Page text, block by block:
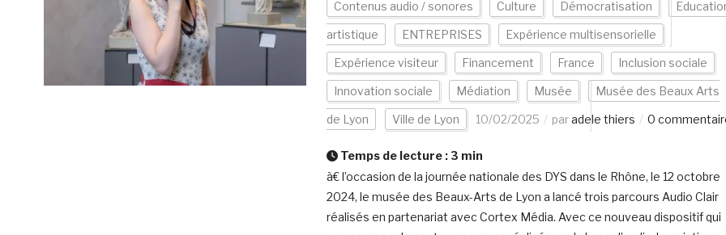
Contenus audio / sonores Culture Démocratisation
artistique ENTREPRISES Expérience multisensorielle
Expérience visiteur Financement France Inclusion sociale
Innovation sociale Médiation Musée Musée des Beaux Arts
de Lyon Ville de Lyon 10/02/2025 paradele thiers 0
Temps de lecture : 3 min
à€ l’occasion de la journée nationale des DYS dans le Rhône, le 12 octobre
2024, le musée des Beaux-Arts de Lyon a lancé trois parcours Audio Clair
réalisés en partenariat avec Cortex Média. Avec ce nouveau dispositif qui